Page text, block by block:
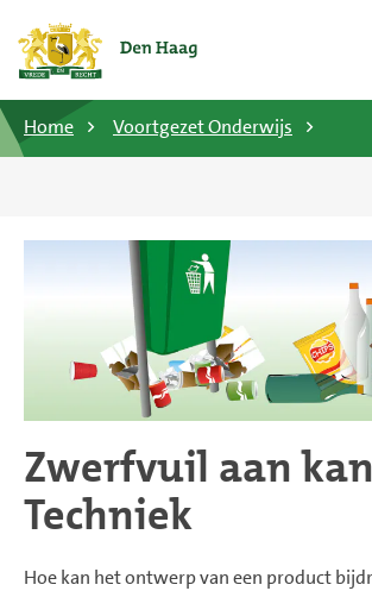
Home Voortgezet Onderwijs
Zwerfvuil aan
Techniek
Hoe kan het ontwerp van een product